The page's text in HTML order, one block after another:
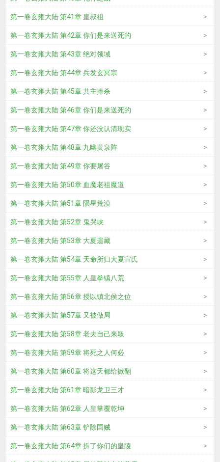
第一卷玄雍大陆 第41章 皇叔祖
第一卷玄雍大陆 第42章 你们是来送死的
第一卷玄雍大陆 第43章 绝对领域
第一卷玄雍大陆 第44章 兵发玄冥宗
第一卷玄雍大陆 第45章 共主捧杀
第一卷玄雍大陆 第46章 你们是来送死的
第一卷玄雍大陆 第47章 你还没认清现实
第一卷玄雍大陆 第48章 九幽黄泉阵
第一卷玄雍大陆 第49章 你要屠谷
第一卷玄雍大陆 第50章 血魔老祖魔道
第一卷玄雍大陆 第51章 陨星荒漠
第一卷玄雍大陆 第52章 鬼哭峡
第一卷玄雍大陆 第53章 大夏遗藏
第一卷玄雍大陆 第54章 天命所归大夏宣氏
第一卷玄雍大陆 第55章 人皇拳镇八荒
第一卷玄雍大陆 第56章 授以镇北侯之位
第一卷玄雍大陆 第57章 又被做局
第一卷玄雍大陆 第58章 老夫自己来取
第一卷玄雍大陆 第59章 将死之人何必
第一卷玄雍大陆 第60章 将这天都给掀翻
第一卷玄雍大陆 第61章 暗影龙卫三才
第一卷玄雍大陆 第62章 人皇掌覆乾坤
第一卷玄雍大陆 第63章 铲除国贼
第一卷玄雍大陆 第64章 拆了你们的皇陵